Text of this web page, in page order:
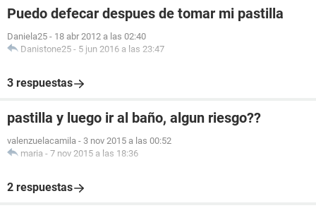
Puedo defecar despues de tomar mi pastilla
Daniela25 - 18 abr 2012 a las 02:40
Danistone25 - 5 jun 2016 a las 23:47
3 respuestas
pastilla y luego ir al baño, algun riesgo??
valenzuelacamila - 3 nov 2015 a las 00:52
maria - 7 nov 2015 a las 18:36
2 respuestas